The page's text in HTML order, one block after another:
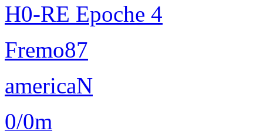
H0-RE Epoche 4
Fremo87
americaN
0/0m